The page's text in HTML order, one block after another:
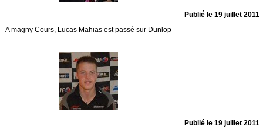
Publié le 19 juillet 2011
A magny Cours, Lucas Mahias est passé sur Dunlop
Publié le 19 juillet 2011